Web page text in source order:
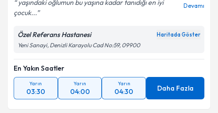
yaşındaki oğlumun bu yaşına kadar tanıdığı en iyi
çocuk...
Devamı
Özel Referans Hastanesi Haritada Göster
Yeni Sanayi, Denizli Karayolu Cad No:59, 09900
En Yakın Saatler
Yarın
03:30
Yarın
04:00
Yarın
04:30 Daha Fazla